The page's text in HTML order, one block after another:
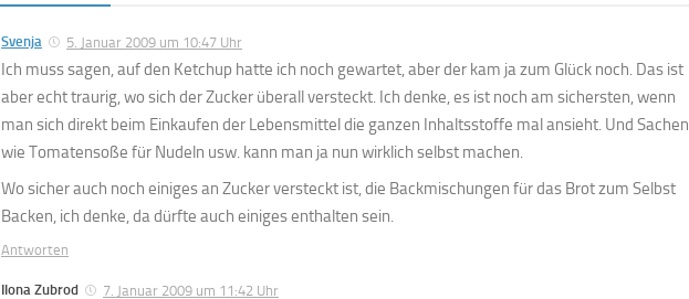
Svenja 5. Januar 2009 um 10:47 Uhr
Ich muss sagen, auf den Ketchup hatte ich noch gewartet, aber der kam ja zum Glück noch. Das ist
aber echt traurig, wo sich der Zucker überall versteckt. Ich denke, es ist noch am sichersten, wenn
man sich direkt beim Einkaufen der Lebensmittel die ganzen Inhaltsstoffe mal ansieht. Und Sachen
wie Tomatensoße für Nudeln usw. kann man ja nun wirklich selbst machen.
Wo sicher auch noch einiges an Zucker versteckt ist, die Backmischungen für das Brot zum Selbst
Backen, ich denke, da dürfte auch einiges enthalten sein.
Antworten
Ilona Zubrod 7. Januar 2009 um 11:42 Uhr